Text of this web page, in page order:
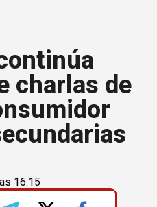
charlas de
16:15